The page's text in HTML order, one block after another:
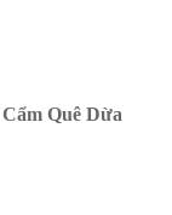
Quê Dừa